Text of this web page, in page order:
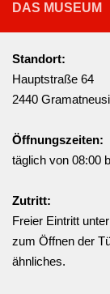
DAS MUSEUM
Standort:
Hauptstraße 64
2440
Öffnungszeiten:
täglich von 08:00
Zutritt:
Freier Eintritt
zum Öffnen der
ähnliches.